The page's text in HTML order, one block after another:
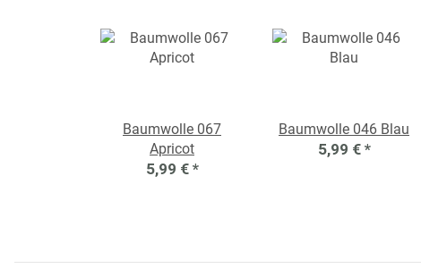
Baumwolle 067
Apricot
5,99 € *
Baumwolle 046 Blau
5,99 € *